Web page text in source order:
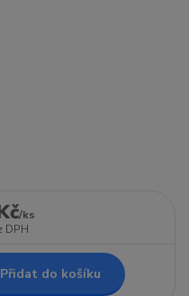
/ks
DPH
Přidat do košíku